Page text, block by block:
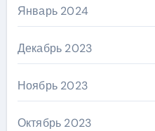
Январь 2024
Декабрь 2023
Ноябрь 2023
Октябрь 2023